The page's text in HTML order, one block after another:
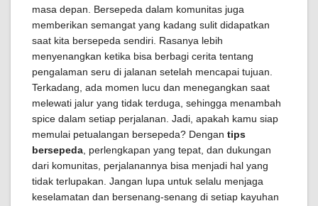
masa depan. Bersepeda dalam komunitas juga
memberikan semangat yang kadang sulit didapatkan
saat kita bersepeda sendiri. Rasanya lebih
menyenangkan ketika bisa berbagi cerita tentang
pengalaman seru di jalanan setelah mencapai tujuan.
Terkadang, ada momen lucu dan menegangkan saat
melewati jalur yang tidak terduga, sehingga menambah
spice dalam setiap perjalanan. Jadi, apakah kamu siap
memulai petualangan bersepeda? Dengan tips
bersepeda , perlengkapan yang tepat, dan dukungan
dari komunitas, perjalanannya bisa menjadi hal yang
tidak terlupakan. Jangan lupa untuk selalu menjaga
keselamatan dan bersenang-senang di setiap kayuhan